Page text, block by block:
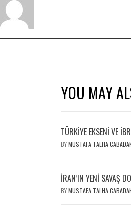
YOU MAY
TÜRKİYE EKSENİ VE
BYMUSTAFA TALHA
İRAN’IN YENI SAVAŞ
BYMUSTAFA TALHA